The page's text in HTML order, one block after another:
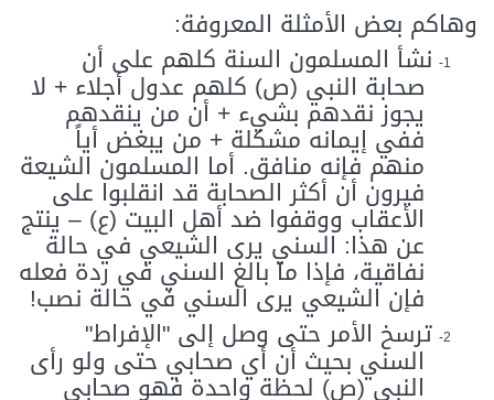
وهاكم بعض الأمثلة المعروفة:
1- نشأ المسلمون السنة كلهم على أن
صحابة النبي (ص) كلهم عدول أجلاء + لا
يجوز نقدهم بشيء + أن من ينقدهم
ففي إيمانه مشكلة + من يبغض أياً
منهم فإنه منافق. أما المسلمون الشيعة
فيرون أن أكثر الصحابة قد انقلبوا على
الأعقاب ووقفوا ضد أهل البيت (ع) – ينتج
عن هذا: السني يرى الشيعي في حالة
نفاقية، فإذا ما بالغ السني في ردة فعله
فإن الشيعي يرى السني في حالة نصب!
2- ترسخ الأمر حتى وصل إلى "الإفراط"
السني بحيث أن أي صحابي حتى ولو رأى
النبي (ص) لحظة واحدة فهو صحابي